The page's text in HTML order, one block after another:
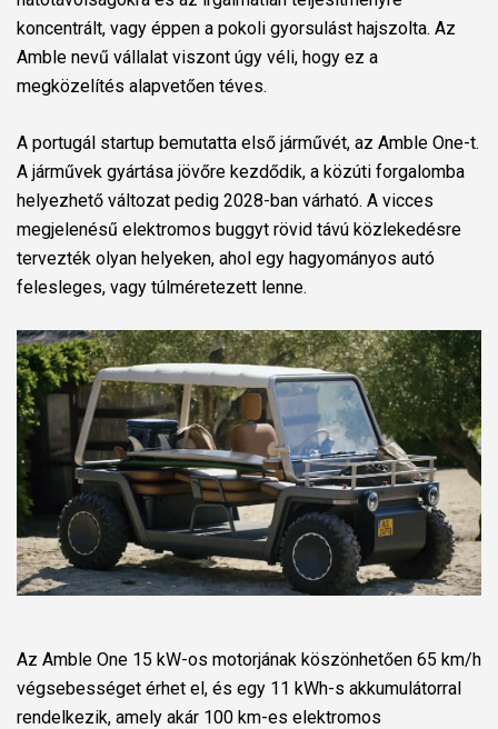
koncentrált, vagy éppen a pokoli gyorsulást hajszolta. Az
Amble nevű vállalat viszont úgy véli, hogy ez a
megközelítés alapvetően téves.
A portugál startup bemutatta első járművét, az Amble One-t.
A járművek gyártása jövőre kezdődik, a közúti forgalomba
helyezhető változat pedig 2028-ban várható. A vicces
megjelenésű elektromos buggyt rövid távú közlekedésre
tervezték olyan helyeken, ahol egy hagyományos autó
felesleges, vagy túlméretezett lenne.
Az Amble One 15 kW-os motorjának köszönhetően 65 km/h
végsebességet érhet el, és egy 11 kWh-s akkumulátorral
rendelkezik, amely akár 100 km-es elektromos